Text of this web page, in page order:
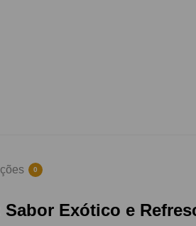
0
Exótico e